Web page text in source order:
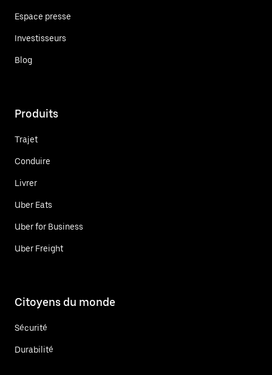
Espace presse
Investisseurs
Blog
Produits
Trajet
Conduire
Livrer
Uber Eats
Uber for Business
Uber Freight
Citoyens du monde
Sécurité
Durabilité